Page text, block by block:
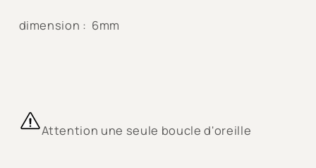
dimension : 6mm
Attention une seule boucle d'oreille